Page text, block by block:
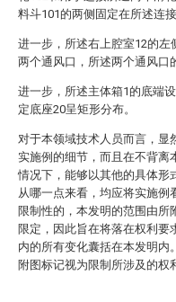
料斗101的两侧固定在所述连接
进一步，所述右上腔室12的左
两个通风口，所述两个通风口
进一步，所述主体箱1的底端
定底座20呈矩形分布。
对于本领域技术人员而言，显
实施例的细节，而且在不背离
情况下，能够以其他的具体形
从哪一点来看，均应将实施例
限制性的，本发明的范围由所
限定，因此旨在将落在权利要
内的所有变化囊括在本发明内
附图标记视为限制所涉及的权